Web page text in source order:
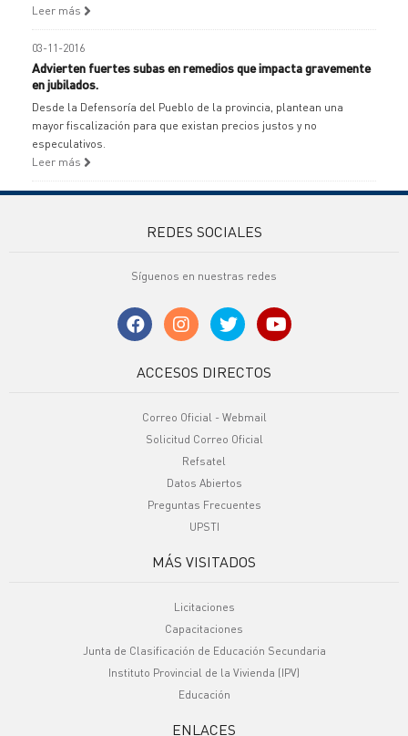
Leer más
03-11-2016
Advierten fuertes subas en remedios que impacta gravemente
en jubilados.
Desde la Defensoría del Pueblo de la provincia, plantean una
mayor fiscalización para que existan precios justos y no
especulativos.
Leer más
REDES SOCIALES
Síguenos en nuestras redes
ACCESOS DIRECTOS
Correo Oficial - Webmail
Solicitud Correo Oficial
Refsatel
Datos Abiertos
Preguntas Frecuentes
UPSTI
MÁS VISITADOS
Licitaciones
Capacitaciones
Junta de Clasificación de Educación Secundaria
Instituto Provincial de la Vivienda (IPV)
Educación
ENLACES